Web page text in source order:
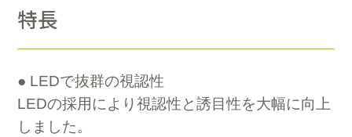
特長
● LEDで抜群の視認性
LEDの採用により視認性と誘目性を大幅に向上
しました。